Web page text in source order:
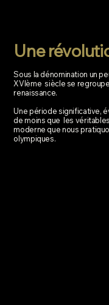
Une
Sous la dénomination un
XVIème siècle se
renaissance.
Une période significative,
de moins que les
moderne que nous
olympiques.